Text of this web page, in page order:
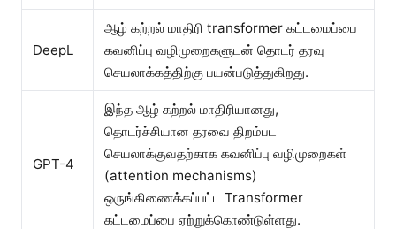
DeepL
ஆழ் கற்றல் மாதிரி transformer கட்டமைப்பை
கவனிப்பு வழிமுறைகளுடன் தொடர் தரவு
செயலாக்கத்திற்கு பயன்படுத்துகிறது.
GPT-4
இந்த ஆழ் கற்றல் மாதிரியானது,
தொடர்ச்சியான தரவை திறம்பட
செயலாக்குவதற்காக கவனிப்பு வழிமுறைகள்
(attention mechanisms)
ஒருங்கிணைக்கப்பட்ட Transformer
கட்டமைப்பை ஏற்றுக்கொண்டுள்ளது.